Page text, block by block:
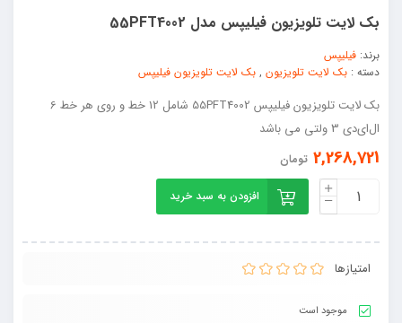
بک لایت تلویزیون فیلیپس مدل 55PFT4002
برند: فیلیپس
دسته : بک لایت تلویزیون , بک لایت تلویزیون فیلیپس
بک لایت تلویزیون فیلیپس 55PFT4002 شامل 12 خط و روی هر خط 6
ال‌ای‌دی 3 ولتی می باشد
2,268,721 تومان
افزودن به سبد خرید
امتیازها
موجود است